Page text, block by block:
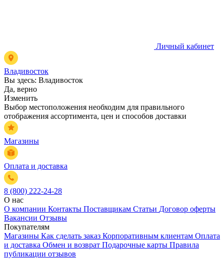
Личный кабинет
Владивосток
Вы здесь: Владивосток
Да, верно
Изменить
Выбор местоположения необходим для правильного
отображения ассортимента, цен и способов доставки
Магазины
Оплата и доставка
8 (800) 222-24-28
О нас
О компании Контакты Поставщикам Статьи Договор оферты
Вакансии Отзывы
Покупателям
Магазины Как сделать заказ Корпоративным клиентам Оплата
и доставка Обмен и возврат Подарочные карты Правила
публикации отзывов